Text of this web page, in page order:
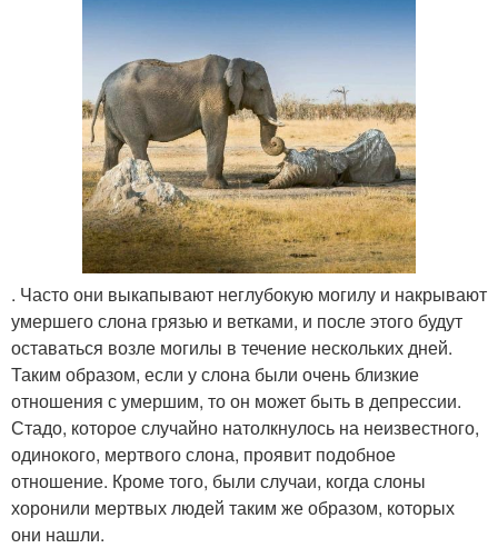
. Часто они выкапывают неглубокую могилу и накрывают
умершего слона грязью и ветками, и после этого будут
оставаться возле могилы в течение нескольких дней.
Таким образом, если у слона были очень близкие
отношения с умершим, то он может быть в депрессии.
Стадо, которое случайно натолкнулось на неизвестного,
одинокого, мертвого слона, проявит подобное
отношение. Кроме того, были случаи, когда слоны
хоронили мертвых людей таким же образом, которых
они нашли.